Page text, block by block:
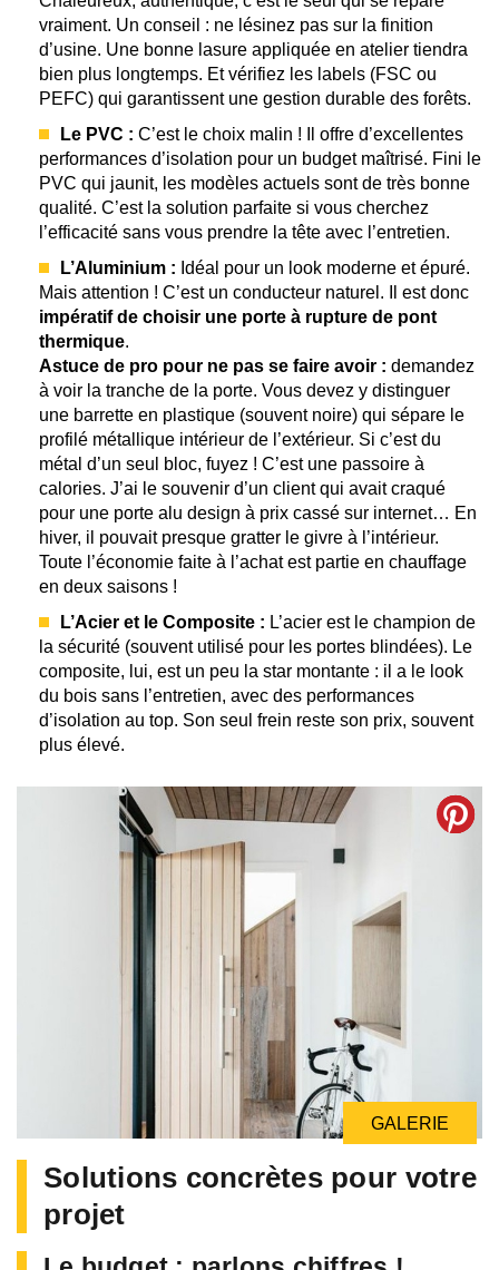
vraiment. Un conseil : ne lésinez pas sur la finition
d’usine. Une bonne lasure appliquée en atelier tiendra
bien plus longtemps. Et vérifiez les labels (FSC ou
PEFC) qui garantissent une gestion durable des forêts.
Le PVC : C’est le choix malin ! Il offre d’excellentes
performances d’isolation pour un budget maîtrisé. Fini le
PVC qui jaunit, les modèles actuels sont de très bonne
qualité. C’est la solution parfaite si vous cherchez
l’efficacité sans vous prendre la tête avec l’entretien.
L’Aluminium : Idéal pour un look moderne et épuré.
Mais attention ! C’est un conducteur naturel. Il est donc
impératif de choisir une porte à rupture de pont
thermique.
Astuce de pro pour ne pas se faire avoir : demandez
à voir la tranche de la porte. Vous devez y distinguer
une barrette en plastique (souvent noire) qui sépare le
profilé métallique intérieur de l’extérieur. Si c’est du
métal d’un seul bloc, fuyez ! C’est une passoire à
calories. J’ai le souvenir d’un client qui avait craqué
pour une porte alu design à prix cassé sur internet… En
hiver, il pouvait presque gratter le givre à l’intérieur.
Toute l’économie faite à l’achat est partie en chauffage
en deux saisons !
L’Acier et le Composite : L’acier est le champion de
la sécurité (souvent utilisé pour les portes blindées). Le
composite, lui, est un peu la star montante : il a le look
du bois sans l’entretien, avec des performances
d’isolation au top. Son seul frein reste son prix, souvent
plus élevé.
GALERIE
GALERIE
GALERIE
Solutions concrètes pour votre
projet